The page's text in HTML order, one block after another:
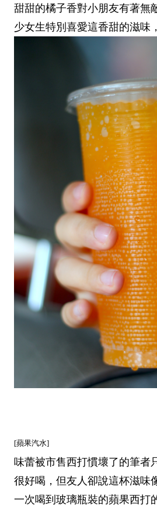
甜甜的橘子香對小朋友有著無
少女生特別喜愛這香甜的滋味，
[蘋果汽水]
味蕾被市售西打慣壞了的筆者
很好喝，但友人卻說這杯滋味
一次喝到玻璃瓶裝的蘋果西打